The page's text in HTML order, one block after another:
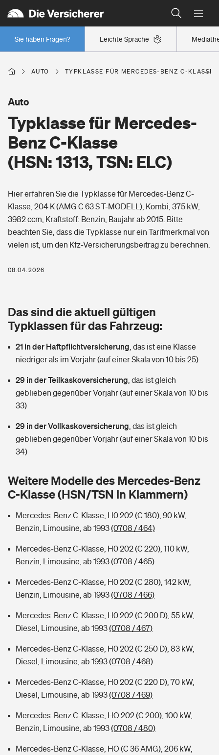
Leichte Sprache
Sie haben Fragen?
Wer versichert was: Jetzt Versicherer finden
Regionalklassen: So ist Ihre Region eingestuft
Wer versichert was: Jetzt Versicherer finden
Berufsunfähigkeitsversicherung
Arbeitsrechtsschutz
Berufshaftpflichtversicherung
Rentenrechner: Wie viel Geld bekomme ich im Alter?
Wer versichert was: Jetzt Versicherer finden
Wohnen
Wohngebäudeversicherung
Hausratversicherung
Elementarversicherung
Photovoltaik
Wärmepumpen versichern
Vermieterrrechtsschutz
Mietkautionsversicherung
Zur Übersicht
Tools
Wer versichert was: Jetzt Versicherer finden
Sie haben Fragen?
Pri­vate Haft­pflicht­
Rechts­schutz­ver­si­che­rung
Kinderunfall­ver­si­che­rung
Reiseversicherung
Handyversicherung
Musikinstrumentenversicherung
Zur Übersicht
Tools
Kinderunfall-Check: Mehr Sicherheit für deine Kids
Sie haben Fragen?
Gesundheit
Private Krankenversicherung
Tierkrankenversicherung
Zur Übersicht
Tools
Sie haben Fragen?
AUTO TYPKLASSE FÜR MERCEDES-BENZ C-KLASSE
Typklasse für Mercedes-
Benz C-Klasse
(HSN: 1313, TSN: ELC)
Auto
Hier erfahren Sie die Typklasse für Mercedes-Benz C-
Klasse, 204 K (AMG C 63 S T-MODELL), Kombi, 375 kW,
3982 ccm, Kraftstoff: Benzin, Baujahr ab 2015. Bitte
beachten Sie, dass die Typklasse nur ein Tarifmerkmal von
vielen ist, um den Kfz-Versicherungsbeitrag zu berechnen.
08.04.2026
Das sind die aktuell gültigen
Typklassen für das Fahrzeug:
21 in der Haftpflichtversicherung das ist eine Klasse
niedriger als im Vorjahr (auf einer Skala von 10 bis 25)
29 in der Teilkaskoversicherung das ist gleich
geblieben gegenüber Vorjahr (auf einer Skala von 10 bis
33)
29 in der Vollkaskoversicherung das ist gleich
geblieben gegenüber Vorjahr (auf einer Skala von 10 bis
34)
Weitere Modelle des Mercedes-Benz
C-Klasse (HSN/TSN in Klammern)
Mercedes-Benz C-Klasse, H0 202 (C 180), 90 kW,
Benzin, Limousine, ab 1993(0708 / 464)
Mercedes-Benz C-Klasse, H0 202 (C 220), 110 kW,
Benzin, Limousine, ab 1993(0708 / 465)
Mercedes-Benz C-Klasse, H0 202 (C 280), 142 kW,
Benzin, Limousine, ab 1993(0708 / 466)
Mercedes-Benz C-Klasse, H0 202 (C 200 D), 55 kW,
Diesel, Limousine, ab 1993(0708 / 467)
Mercedes-Benz C-Klasse, H0 202 (C 250 D), 83 kW,
Diesel, Limousine, ab 1993(0708 / 468)
Mercedes-Benz C-Klasse, H0 202 (C 220 D), 70 kW,
Diesel, Limousine, ab 1993(0708 / 469)
Mercedes-Benz C-Klasse, HO 202 (C 200), 100 kW,
Benzin, Limousine, ab 1993(0708 / 480)
Mercedes-Benz C-Klasse, HO (C 36 AMG), 206 kW,